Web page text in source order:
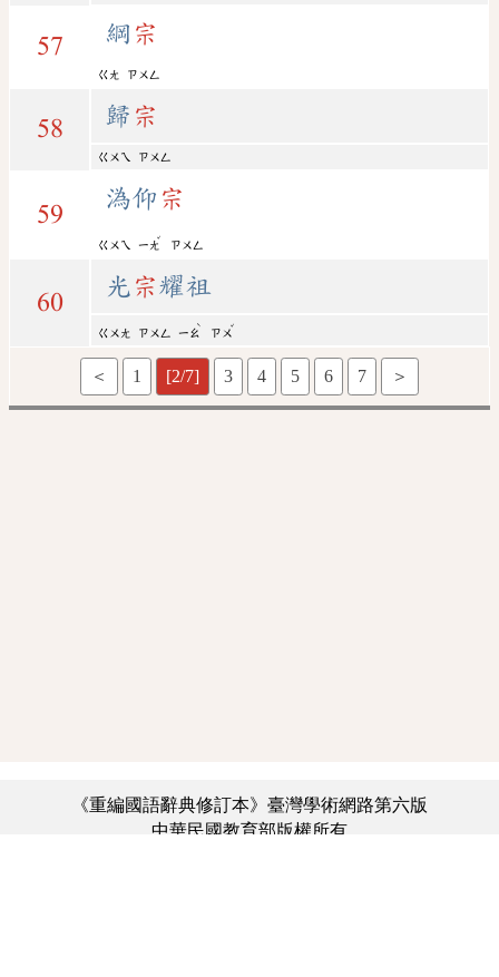
57 綱 宗
ㄍㄤ ㄗㄨㄥ
58 歸 宗
ㄍㄨㄟ ㄗㄨㄥ
59
溈仰 宗
ㄍㄨㄟ ㄧㄤ
ˇ
ㄗㄨㄥ
60
光 宗耀祖
ㄍㄨㄤ ㄗㄨㄥ ㄧㄠ
ˋ
ㄗㄨ
ˇ
＜ 1 [2/7] 3 4 5 6 7 ＞
《重編國語辭典修訂本》臺灣學術網路第六版
中華民國教育部版權所有